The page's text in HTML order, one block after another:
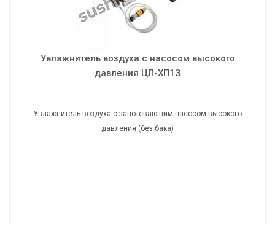
Увлажнитель воздуха с насосом высокого
давления ЦЛ-ХП1З
Увлажнитель воздуха с запотевающим насосом высокого
давления (без бака)
давления (без бака)